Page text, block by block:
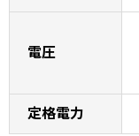
電圧
定格電力